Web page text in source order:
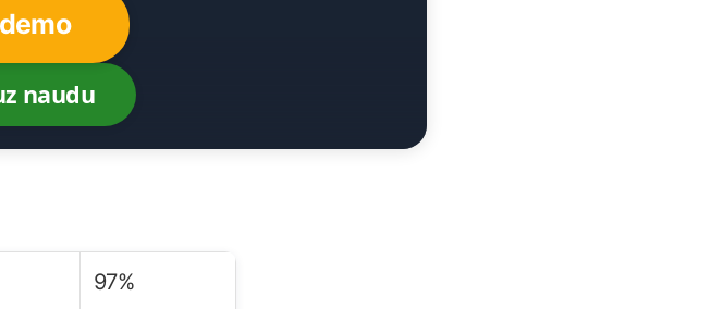
naudu
97%